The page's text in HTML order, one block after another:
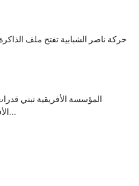
حركة ناصر الشبابية تفتح ملف الذاكرة
المؤسسة الأفريقية تبني
الأفارقة من خلال...